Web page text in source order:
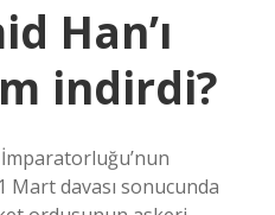
Han’ı
indirdi?
Mart davası sonucunda